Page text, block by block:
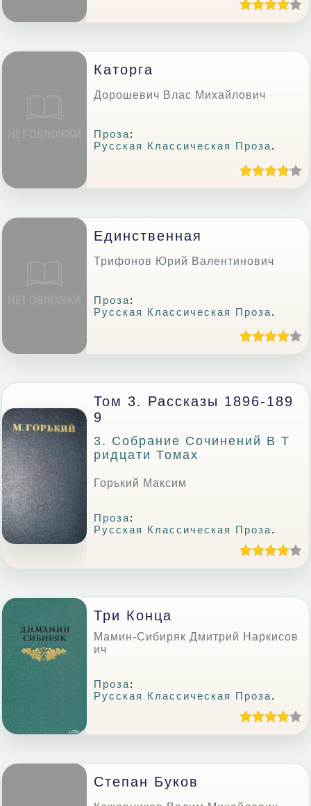
Каторга
Дорошевич Влас Михайлович
Проза:
Русская Классическая Проза.
Единственная
Трифонов Юрий Валентинович
Проза:
Русская Классическая Проза.
Том 3. Рассказы 1896-189
9
3. Собрание Сочинений В Т
Ридцати Томах
Горький Максим
Проза:
Русская Классическая Проза.
Три Конца
Мамин-Сибиряк Дмитрий Наркисов
ич
Проза:
Русская Классическая Проза.
Степан Буков